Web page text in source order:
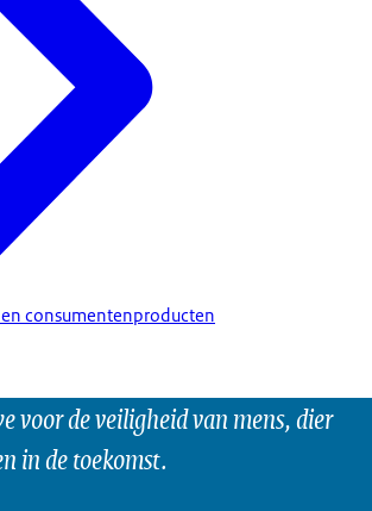
consumentenproducten
voor de veiligheid van mens, dier
in de toekomst.